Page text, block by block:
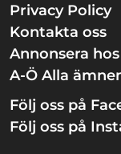
Privacy Policy
Kontakta oss
Annonsera
A-Ö Alla
Följ oss på
Följ oss på